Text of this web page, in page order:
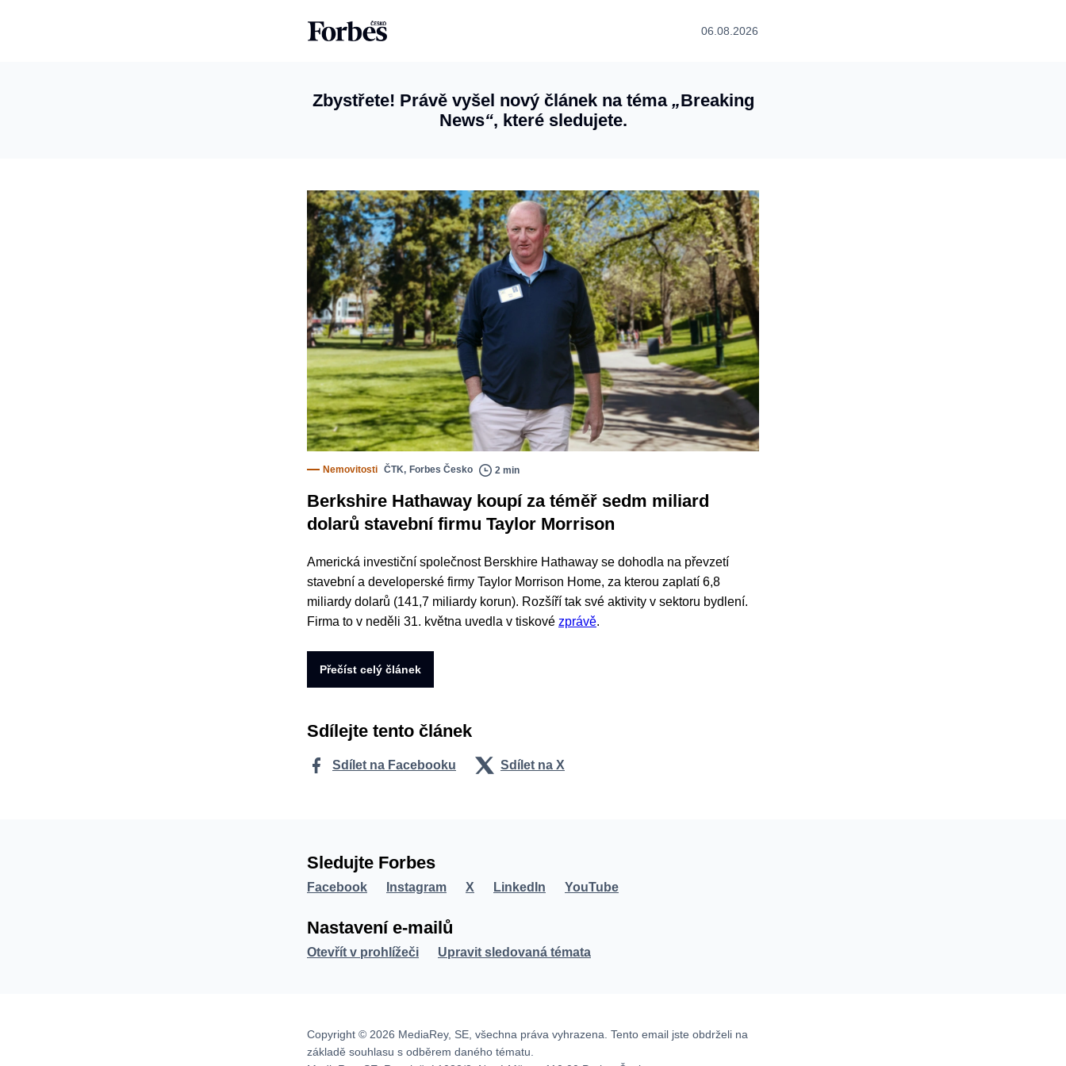
06.08.2026
Zbystřete! Právě vyšel nový článek na téma „Breaking
News“, které sledujete.
Nemovitosti ČTK, Forbes Česko 2 min
Berkshire Hathaway koupí za téměř sedm miliard
dolarů stavební firmu Taylor Morrison
Americká investiční společnost Berskhire Hathaway se dohodla na převzetí
stavební a developerské firmy Taylor Morrison Home, za kterou zaplatí 6,8
miliardy dolarů (141,7 miliardy korun). Rozšíří tak své aktivity v sektoru bydlení.
Firma to v neděli 31. května uvedla v tiskové zprávě.
Přečíst celý článek
Sdílejte tento článek
Sdílet na Facebooku Sdílet na X
Sledujte Forbes
Facebook Instagram X LinkedIn YouTube
Nastavení e-mailů
Otevřít v prohlížeči Upravit sledovaná témata
Copyright © 2026 MediaRey, SE, všechna práva vyhrazena. Tento email jste obdrželi na
základě souhlasu s odběrem daného tématu.